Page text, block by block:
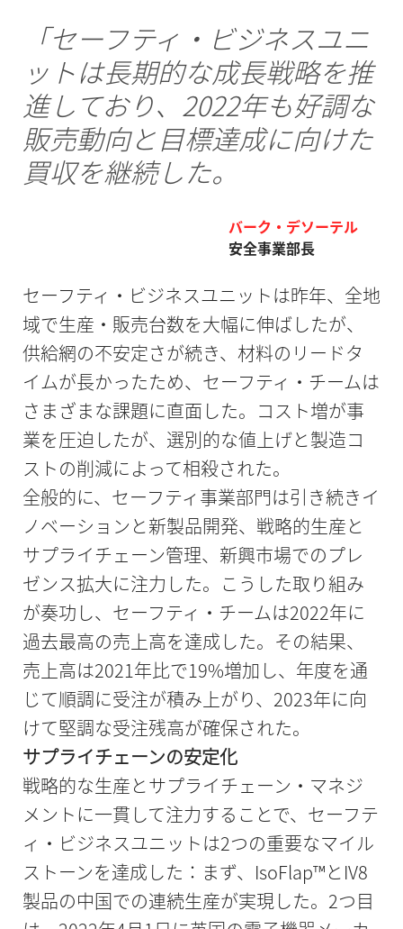
「セーフティ・ビジネスユニ
ットは長期的な成長戦略を推
進しており、2022年も好調な
販売動向と目標達成に向けた
買収を継続した。
バーク・デソーテル
安全事業部長
セーフティ・ビジネスユニットは昨年、全地
域で生産・販売台数を大幅に伸ばしたが、
供給網の不安定さが続き、材料のリードタ
イムが長かったため、セーフティ・チームは
さまざまな課題に直面した。コスト増が事
業を圧迫したが、選別的な値上げと製造コ
ストの削減によって相殺された。
全般的に、セーフティ事業部門は引き続きイ
ノベーションと新製品開発、戦略的生産と
サプライチェーン管理、新興市場でのプレ
ゼンス拡大に注力した。こうした取り組み
が奏功し、セーフティ・チームは2022年に
過去最高の売上高を達成した。その結果、
売上高は2021年比で19%増加し、年度を通
じて順調に受注が積み上がり、2023年に向
けて堅調な受注残高が確保された。
サプライチェーンの安定化
戦略的な生産とサプライチェーン・マネジ
メントに一貫して注力することで、セーフテ
ィ・ビジネスユニットは2つの重要なマイル
ストーンを達成した：まず、IsoFlap™とIV8
製品の中国での連続生産が実現した。2つ目